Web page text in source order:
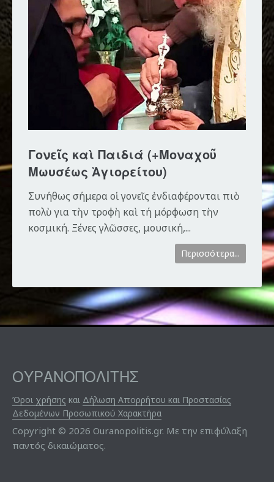
Γονεῖς καὶ Παιδιά (+Μοναχοῦ
Μωυσέως Ἁγιορείτου)
Συνήθως σήμερα οἱ γονεῖς ἐνδιαφέρονται πιὸ
πολὺ για τὴν τροφὴ καὶ τή μόρφωση τὴν
κοσμική. Ξένες γλῶσσες, μουσική,...
Περισσότερα...
ΟΥΡΑΝΟΠΟΛΙΤΗΣ
Όροι χρήσης και Δήλωση Απορρήτου και Προστασίας
Δεδομένων Προσωπικού Χαρακτήρα
Copyright © 2026 Ouranopolitis.gr. Με την επιφύλαξη
παντός δικαιώματος.